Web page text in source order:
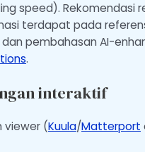
speed). Rekomendasi
terdapat pada
dan pembahasan AI-
.
interaktif
viewer (Kuula/Matterport